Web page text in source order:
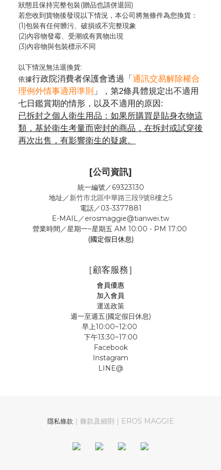
狀態且保持完整包裝(贈品也請併退回)
若您收到貨物後發現以下情況，本公司將無條件為您換貨：
(1)包裝有任何髒污、破損或不完整現象
(2)內容物發霉、 受潮或有異物出現
(3)內容物與包裝標示不同
以下情況無法退換貨:
依據行政院消費者保護會透過「 通訊交易解除權合
理例外情事適用準則 」，第2條具體規定出不適用
七日鑑賞期的情形，以及不適用的原因:
已拆封之個人衛生用品：如果所購買是貼身衣物這
類，基於衛生考量而密封的商品，在拆封或試穿後
再次出售，有影響衛生的疑慮。
[公司資訊]
統一編號／69323130
地址／新竹市北區中華路三段9號8樓之5
電話／03-3377881
E-MAIL／erosmaggie@tianwei.tw
營業時間／星期一~星期五 AM 10:00 - PM 17:00
(國定假日休息)
［顧客服務］
會員優惠
加入會員
運送政策
週一至週五(國定假日休息)
早上10:00~12:00
下午13:30~17:00
Facebook
Instagram
LINE@
隱私條款 ｜條款及細則｜EROS MAGGIE